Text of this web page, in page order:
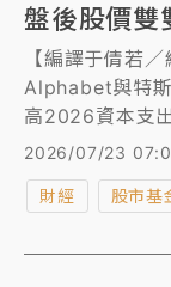
盤後股價雙
【編譯于倩若
Alphabet與特
高2026資本支
10年來首度轉
隨後收斂跌勢
期，並且現金
2026/07/23
財經 股市基